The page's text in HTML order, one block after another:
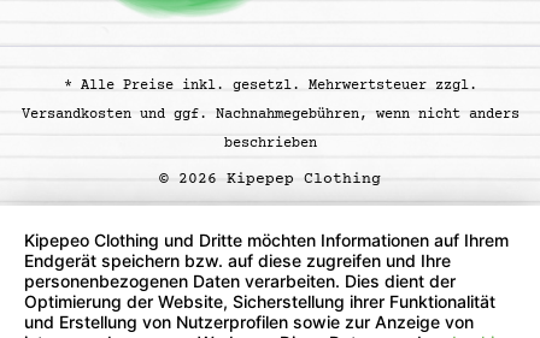
* Alle Preise inkl. gesetzl. Mehrwertsteuer zzgl.
Versandkostenund ggf. Nachnahmegebühren, wenn nicht anders
beschrieben
© 2026 Kipepep Clothing
Kipepeo Clothing und Dritte möchten Informationen auf Ihrem
Endgerät speichern bzw. auf diese zugreifen und Ihre
personenbezogenen Daten verarbeiten. Dies dient der
Optimierung der Website, Sicherstellung ihrer Funktionalität
und Erstellung von Nutzerprofilen sowie zur Anzeige von